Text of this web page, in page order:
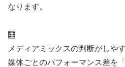
なります。
🧮
メディアミックスの判断がしや
媒体ごとのパフォーマンス差を